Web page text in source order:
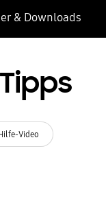
& Downloads
Video